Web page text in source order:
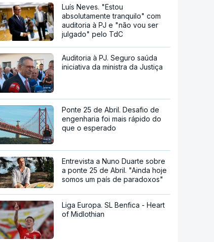
Luís Neves. "Estou
absolutamente tranquilo" com
auditoria à PJ e "não vou ser
julgado" pelo TdC
Auditoria à PJ. Seguro saúda
iniciativa da ministra da Justiça
Ponte 25 de Abril. Desafio de
engenharia foi mais rápido do
que o esperado
Entrevista a Nuno Duarte sobre
a ponte 25 de Abril. "Ainda hoje
somos um país de paradoxos"
Liga Europa. SL Benfica - Heart
of Midlothian